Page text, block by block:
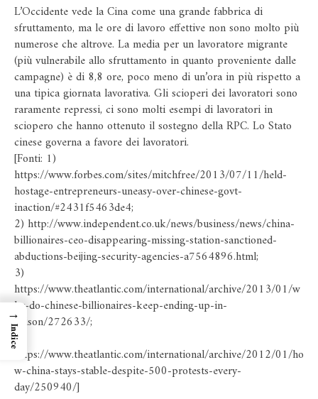
L’Occidente vede la Cina come una grande fabbrica di
sfruttamento, ma le ore di lavoro effettive non sono molto più
numerose che altrove. La media per un lavoratore migrante
(più vulnerabile allo sfruttamento in quanto proveniente dalle
campagne) è di 8,8 ore, poco meno di un’ora in più rispetto a
una tipica giornata lavorativa. Gli scioperi dei lavoratori sono
raramente repressi, ci sono molti esempi di lavoratori in
sciopero che hanno ottenuto il sostegno della RPC. Lo Stato
cinese governa a favore dei lavoratori.
[Fonti: 1)
https://www.forbes.com/sites/mitchfree/2013/07/11/held-
hostage-entrepreneurs-uneasy-over-chinese-govt-
inaction/#2431f5463de4;
2) http://www.independent.co.uk/news/business/news/china-
billionaires-ceo-disappearing-missing-station-sanctioned-
abductions-beijing-security-agencies-a7564896.html;
3)
https://www.theatlantic.com/international/archive/2013/01/w
hy-do-chinese-billionaires-keep-ending-up-in-
prison/272633/;
4)
https://www.theatlantic.com/international/archive/2012/01/ho
w-china-stays-stable-despite-500-protests-every-
day/250940/]
→
Indice